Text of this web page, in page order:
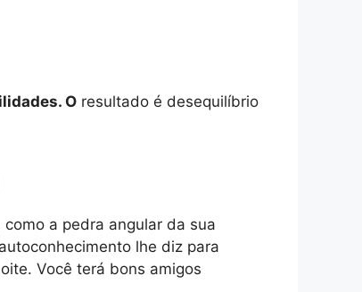
O resultado é desequilíbrio
a pedra angular da sua
lhe diz para
Você terá bons amigos